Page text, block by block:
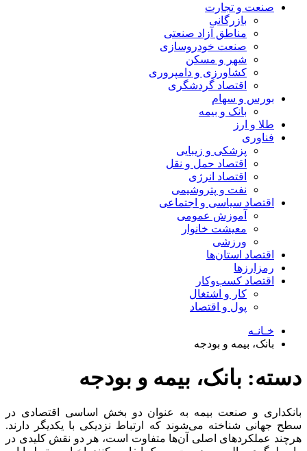
صنعت و تجارت
بازرگانی
مناطق آزاد صنعتی
صنعت خودروسازی
شهر و مسکن
کشاورزی و دامپروری
اقتصاد گردشگری
بورس و سهام
بانک و بیمه
طلا و ارز
فناوری
پزشکی و زیبایی
اقتصاد حمل و نقل
اقتصاد انرژی
نفت و پتروشیمی
اقتصاد سیاسی و اجتماعی
آموزش عمومی
معیشت خانوار
ورزشی
اقتصاد استان‌ها
رمزارزها
اقتصاد کسب‌و‌کار
کار و اشتغال
پول و اقتصاد
خـانـه
بانک، بیمه و بودجه
دسته: بانک، بیمه و بودجه
بانکداری و صنعت بیمه به عنوان دو بخش اساسی اقتصادی در
سطح جهانی شناخته می‌شوند که ارتباط نزدیکی با یکدیگر دارند.
هرچند عملکردهای اصلی آن‌ها متفاوت است، هر دو نقش کلیدی در